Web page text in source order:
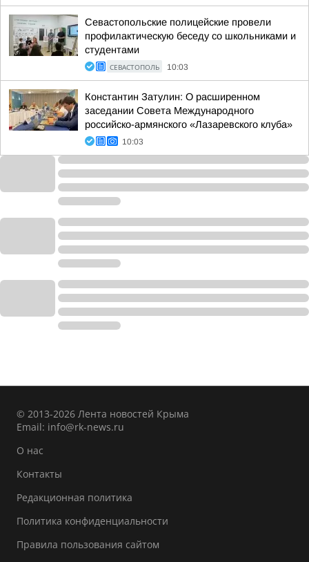
Севастопольские полицейские провели
профилактическую беседу со школьниками и
студентами
СЕВАСТОПОЛЬ 10:03
Константин Затулин: О расширенном
заседании Совета Международного
российско-армянского «Лазаревского клуба»
10:03
© 2013-2026 Лента новостей Крыма
Email: info@rk-news.ru
О нас
Контакты
Редакционная политика
Политика конфиденциальности
Правила пользования сайтом